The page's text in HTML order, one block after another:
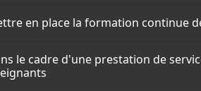
en place la formation continue
le cadre d'une prestation de